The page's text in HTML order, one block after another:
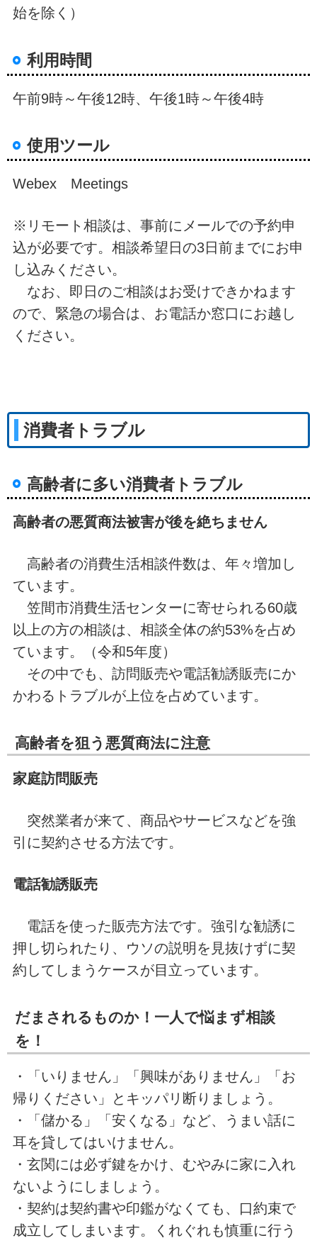
始を除く）
利用時間
午前9時～午後12時、午後1時～午後4時
使用ツール
Webex Meetings
※リモート相談は、事前にメールでの予約申
込が必要です。相談希望日の3日前までにお申
し込みください。
なお、即日のご相談はお受けできかねます
ので、緊急の場合は、お電話か窓口にお越し
ください。
消費者トラブル
高齢者に多い消費者トラブル
高齢者の悪質商法被害が後を絶ちません
高齢者の消費生活相談件数は、年々増加し
ています。
笠間市消費生活センターに寄せられる60歳
以上の方の相談は、相談全体の約53%を占め
ています。（令和5年度）
その中でも、訪問販売や電話勧誘販売にか
かわるトラブルが上位を占めています。
高齢者を狙う悪質商法に注意
家庭訪問販売
突然業者が来て、商品やサービスなどを強
引に契約させる方法です。
電話勧誘販売
電話を使った販売方法です。強引な勧誘に
押し切られたり、ウソの説明を見抜けずに契
約してしまうケースが目立っています。
だまされるものか！一人で悩まず相談
を！
・「いりません」「興味がありません」「お
帰りください」とキッパリ断りましょう。
・「儲かる」「安くなる」など、うまい話に
耳を貸してはいけません。
・玄関には必ず鍵をかけ、むやみに家に入れ
ないようにしましょう。
・契約は契約書や印鑑がなくても、口約束で
成立してしまいます。くれぐれも慎重に行う